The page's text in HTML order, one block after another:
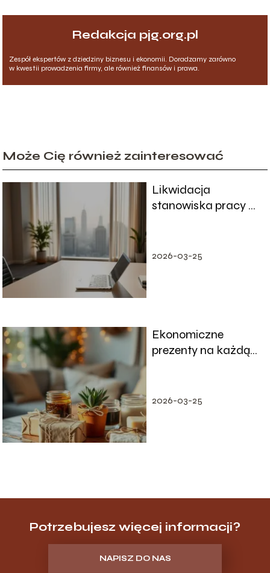
Redakcja pjg.org.pl
Zespół ekspertów z dziedziny biznesu i ekonomii. Doradzamy zarówno
w kwestii prowadzenia firmy, ale również finansów i prawa.
Może Cię również zainteresować
Likwidacja
stanowiska pracy –
2026-03-25
Ekonomiczne
prezenty na każdą
2026-03-25
Potrzebujesz więcej informacji?
NAPISZ DO NAS